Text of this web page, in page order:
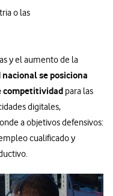
o las
y el aumento de la
se posiciona
competitividad para las
digitales,
a objetivos defensivos:
cualificado y